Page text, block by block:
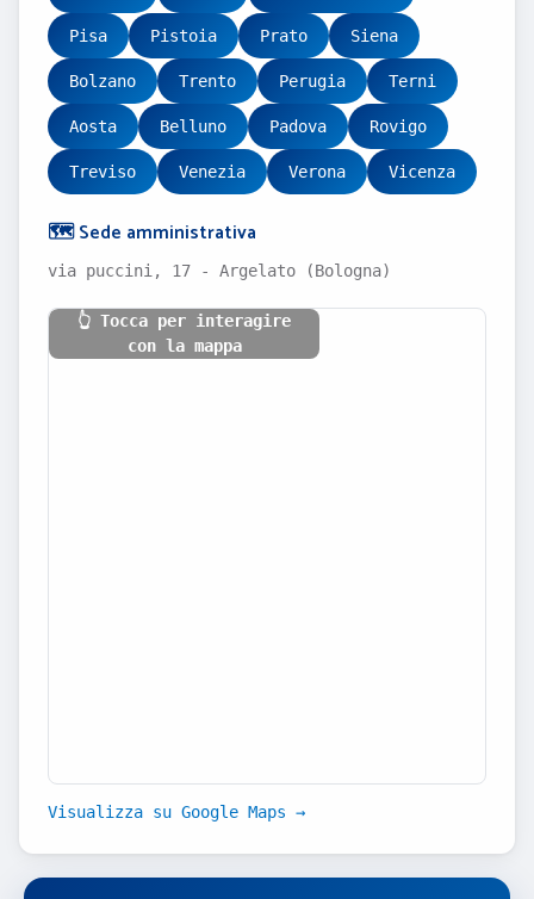
Pisa Pistoia Prato Siena
Bolzano Trento Perugia Terni
Aosta Belluno Padova Rovigo
Treviso Venezia Verona Vicenza
🗺️ Sede amministrativa
via puccini, 17 - Argelato (Bologna)
👆 Tocca per interagire
con la mappa
Visualizza su Google Maps →